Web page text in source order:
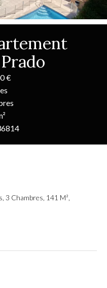
€
3 Chambres, 141 M²,